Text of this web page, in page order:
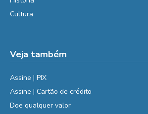
Cultura
Veja também
Assine | PIX
Assine | Cartão de crédito
Doe qualquer valor